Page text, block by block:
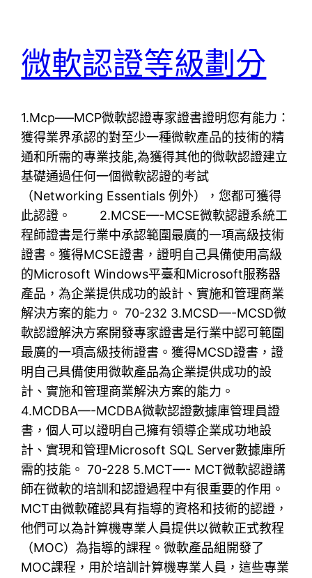
微軟認證等級劃分
1.Mcp—–MCP微軟認證專家證書證明您有能力：
獲得業界承認的對至少一種微軟產品的技術的精
通和所需的專業技能,為獲得其他的微軟認證建立
基礎通過任何一個微軟認證的考試
（Networking Essentials 例外），您都可獲得
此認證。 2.MCSE—-MCSE微軟認證系統工
程師證書是行業中承認範圍最廣的一項高級技術
證書。獲得MCSE證書，證明自己具備使用高級
的Microsoft Windows平臺和Microsoft服務器
產品，為企業提供成功的設計、實施和管理商業
解決方案的能力。 70-232 3.MCSD—-MCSD微
軟認證解決方案開發專家證書是行業中認可範圍
最廣的一項高級技術證書。獲得MCSD證書，證
明自己具備使用微軟產品為企業提供成功的設
計、實施和管理商業解決方案的能力。
4.MCDBA—-MCDBA微軟認證數據庫管理員證
書，個人可以證明自己擁有領導企業成功地設
計、實現和管理Microsoft SQL Server數據庫所
需的技能。 70-228 5.MCT—- MCT微軟認證講
師在微軟的培訓和認證過程中有很重要的作用。
MCT由微軟確認具有指導的資格和技術的認證，
他們可以為計算機專業人員提供以微軟正式教程
（MOC）為指導的課程。微軟產品組開發了
MOC課程，用於培訓計算機專業人員，這些專業